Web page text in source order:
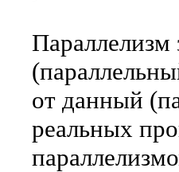
Параллелизм
от данный
реальных